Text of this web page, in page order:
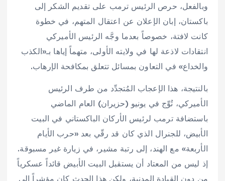
وبالفعل، حرص الرئيس ترمب على تقديم الشكر إلى
باكستان، إبان الإعلان عن اعتقال المتهم، في خطوة
كانت لافتة، خصوصاً بعدما وجَّه الرئيس الأميركي
انتقادات لاذعة لها في ولايته الأولى، متهماً إياها بـ«الكذب
والخداع» في التعاون بمسائل تتعلق بمكافحة الإرهاب.
بالنتيجة، هذا الإعجاب المُتجدِّد من طرف الرئيس
الأميركي، تُوِّج في يونيو (حزيران) العام الماضي
باستضافة ترمب لرئيس الأركان الباكستاني في البيت
الأبيض، للجنرال الذي كان قد رقّي بعد «حرب الأيام
الأربعة» مع الهند، إلى رتبة مشير، في زيارة غير مسبوقة.
إذ ليس من المعتاد أن يستقبل البيت الأبيض قائداً عسكرياً
من دون القيادة المدنية، ولكن هذا الحدث كان مؤشراً إلى